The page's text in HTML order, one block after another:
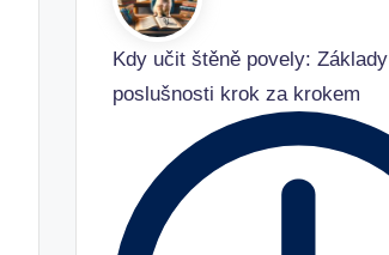
Kdy učit štěně povely: Základy
poslušnosti krok za krokem